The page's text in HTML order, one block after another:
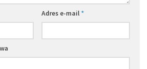
Adres e-mail*